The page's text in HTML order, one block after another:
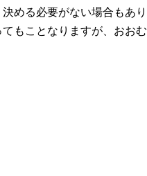
める必要がない場合もあり
もことなりますが、おおむ